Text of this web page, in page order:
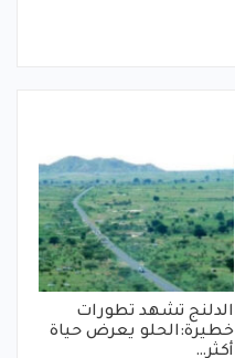
الدلنج تشهد تطورات
خطيرة:الحلو يعرض حياة
أكثر…